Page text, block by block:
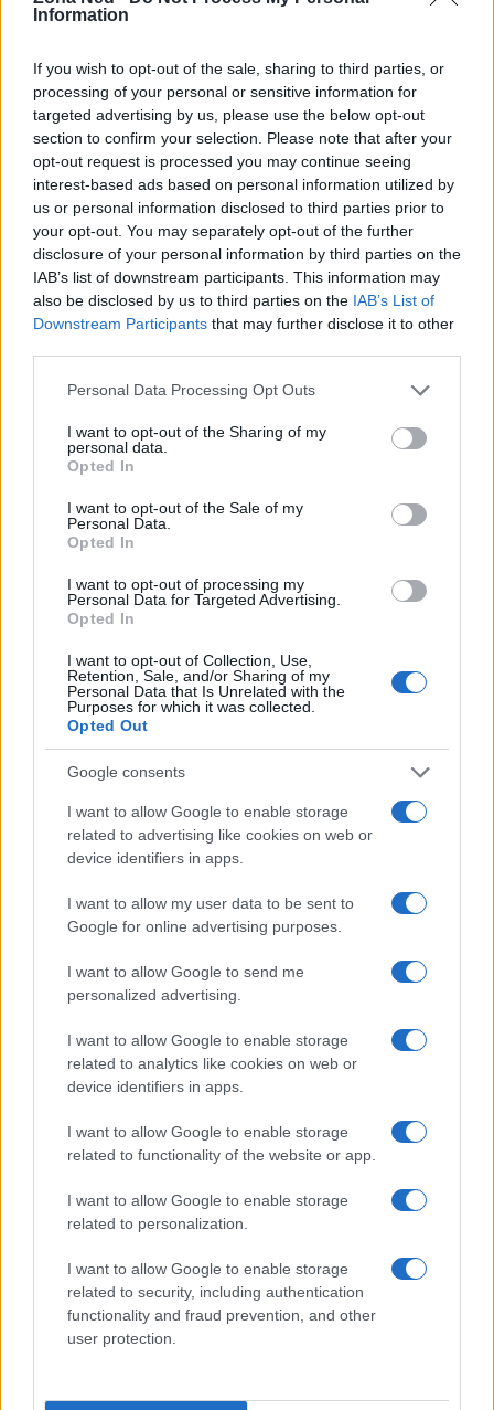
Information
If you wish to opt-out of the sale, sharing to third parties, or
processing of your personal or sensitive information for
targeted advertising by us, please use the below opt-out
section to confirm your selection. Please note that after your
opt-out request is processed you may continue seeing
interest-based ads based on personal information utilized by
us or personal information disclosed to third parties prior to
your opt-out. You may separately opt-out of the further
disclosure of your personal information by third parties on the
IAB’s list of downstream participants. This information may
also be disclosed by us to third parties on the IAB’s List of
Downstream Participants that may further disclose it to other
Please note that this website/app uses one or more Google
not limited to your visit or usage behaviour. You may click to
grant or deny consent to Google and its third-party tags to
use your data for below specified purposes in below Google
consent section.
Personal Data Processing Opt Outs
I want to opt-out of the Sharing of my
personal data.
Opted In
I want to opt-out of the Sale of my
Personal Data.
Opted In
I want to opt-out of processing my
Personal Data for Targeted Advertising.
Opted In
I want to opt-out of Collection, Use,
Retention, Sale, and/or Sharing of my
Personal Data that Is Unrelated with the
Purposes for which it was collected.
Opted Out
Google consents
I want to allow Google to enable storage
related to advertising like cookies on web or
device identifiers in apps.
I want to allow my user data to be sent to
Google for online advertising purposes.
I want to allow Google to send me
personalized advertising.
I want to allow Google to enable storage
related to analytics like cookies on web or
device identifiers in apps.
I want to allow Google to enable storage
related to functionality of the website or app.
I want to allow Google to enable storage
related to personalization.
I want to allow Google to enable storage
related to security, including authentication
functionality and fraud prevention, and other
user protection.
cinematografico contemporaneo. Non vediamo
nuovo capitolo della saga!<\/p>
AUTORE
Staff
Continua a leggere
Boom del settore tech italiano: 652 milioni in venture
capital nel primo semestre 2026
NERD NEWS